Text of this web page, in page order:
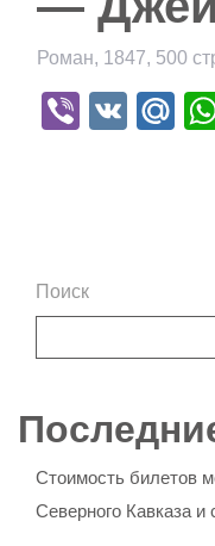
Роман, 1847, 500
Viber
VK
Поиск
Стоимость билетов
Северного Кавказа и